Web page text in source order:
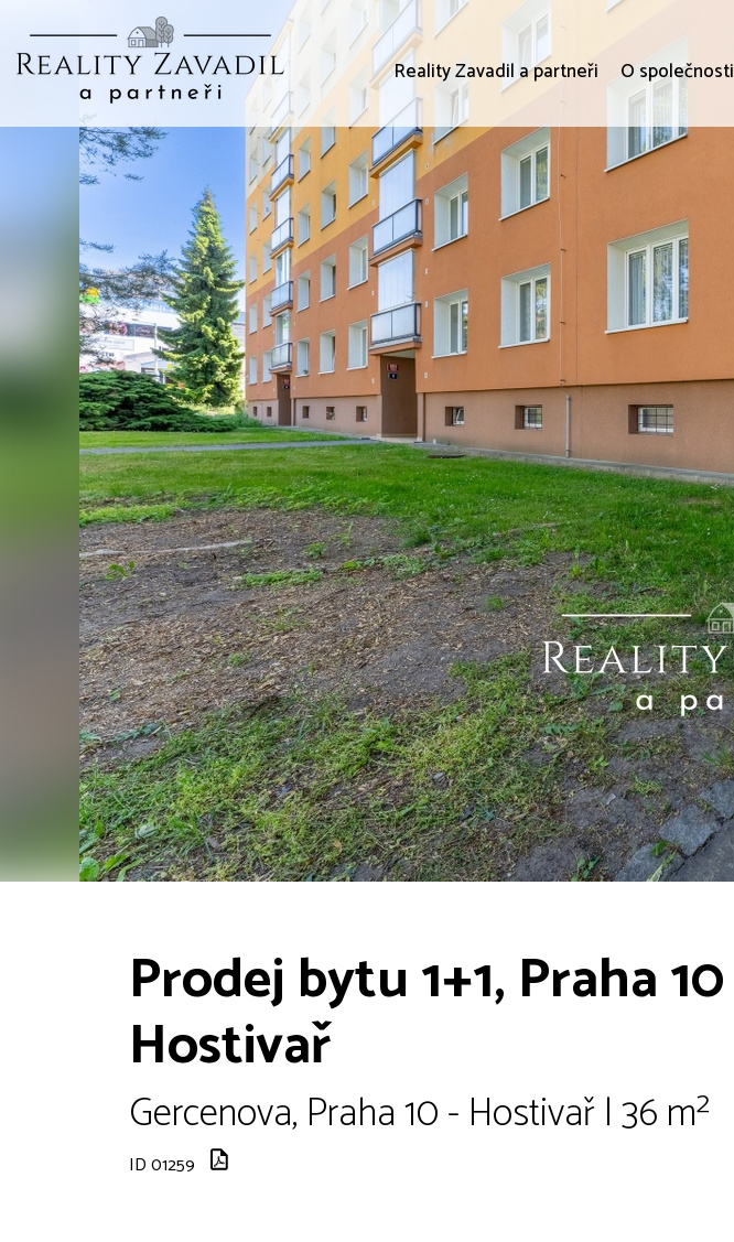
Reality Zavadil a partneři O společnosti
Prodej bytu 1+1, Praha 10
Hostivař
Gercenova, Praha 10 - Hostivař | 36 m²
ID 01259